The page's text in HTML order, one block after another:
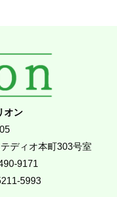
オン
ディオ本町303号室
9171
5993